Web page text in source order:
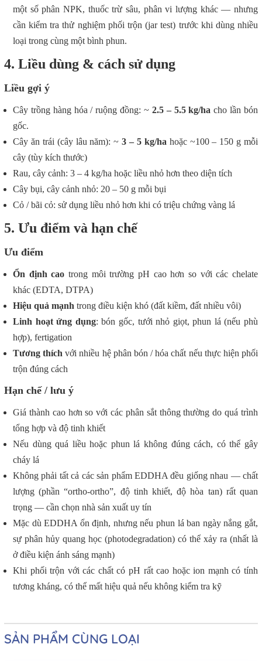
một số phân NPK, thuốc trừ sâu, phân vi lượng khác — nhưng
cần kiểm tra thử nghiệm phối trộn (jar test) trước khi dùng nhiều
loại trong cùng một bình phun.
4. Liều dùng & cách sử dụng
Liều gợi ý
Cây trồng hàng hóa / ruộng đồng: ~ 2.5 – 5.5 kg/ha cho lần bón
gốc.
Cây ăn trái (cây lâu năm): ~3 – 5 kg/ha hoặc ~100 – 150 g mỗi
cây (tùy kích thước)
Rau, cây cảnh: 3 – 4 kg/ha hoặc liều nhỏ hơn theo diện tích
Cây bụi, cây cảnh nhỏ: 20 – 50 g mỗi bụi
Cỏ / bãi cỏ: sử dụng liều nhỏ hơn khi có triệu chứng vàng lá
5. Ưu điểm và hạn chế
Ưu điểm
Ổn định cao trong môi trường pH cao hơn so với các chelate
khác (EDTA, DTPA)
Hiệu quả mạnh trong điều kiện khó (đất kiềm, đất nhiều vôi)
Linh hoạt ứng dụng: bón gốc, tưới nhỏ giọt, phun lá (nếu phù
hợp), fertigation
Tương thích với nhiều hệ phân bón / hóa chất nếu thực hiện phối
trộn đúng cách
Hạn chế / lưu ý
Giá thành cao hơn so với các phân sắt thông thường do quá trình
tổng hợp và độ tinh khiết
Nếu dùng quá liều hoặc phun lá không đúng cách, có thể gây
cháy lá
Không phải tất cả các sản phẩm EDDHA đều giống nhau — chất
lượng (phần “ortho-ortho”, độ tinh khiết, độ hòa tan) rất quan
trọng — cần chọn nhà sản xuất uy tín
Mặc dù EDDHA ổn định, nhưng nếu phun lá ban ngày nắng gắt,
sự phân hủy quang học (photodegradation) có thể xảy ra (nhất là
ở điều kiện ánh sáng mạnh)
Khi phối trộn với các chất có pH rất cao hoặc ion mạnh có tính
tương kháng, có thể mất hiệu quả nếu không kiểm tra kỹ
SẢN PHẨM CÙNG LOẠI